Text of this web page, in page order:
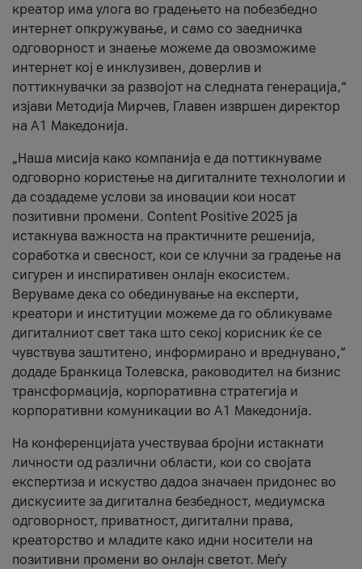
креатор има улога во градењето на побезбедно
интернет опкружување, и само со заедничка
одговорност и знаење можеме да овозможиме
интернет кој е инклузивен, доверлив и
поттикнувачки за развојот на следната генерација,“
изјави Методија Мирчев, Главен извршен директор
на А1 Македонија.
„Наша мисија како компанија е да поттикнуваме
одговорно користење на дигиталните технологии и
да создадеме услови за иновации кои носат
позитивни промени. Content Positive 2025 ја
истакнува важноста на практичните решенија,
соработка и свесност, кои се клучни за градење на
сигурен и инспиративен онлајн екосистем.
Веруваме дека со обединување на експерти,
креатори и институции можеме да го обликуваме
дигиталниот свет така што секој корисник ќе се
чувствува заштитено, информирано и вреднувано,“
додаде Бранкица Толевска, раководител на бизнис
трансформација, корпоративна стратегија и
корпоративни комуникации во А1 Македонија.
На конференцијата учествуваа бројни истакнати
личности од различни области, кои со својата
експертиза и искуство дадоа значаен придонес во
дискусиите за дигитална безбедност, медиумска
одговорност, приватност, дигитални права,
креаторство и младите како идни носители на
позитивни промени во онлајн светот. Меѓу